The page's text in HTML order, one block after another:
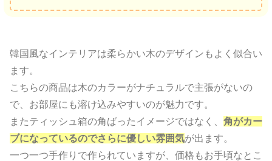
韓国風なインテリアは柔らかい木のデザインもよく似合い
ます。
こちらの商品は木のカラーがナチュラルで主張がないの
で、お部屋にも溶け込みやすいのが魅力です。
またティッシュ箱の角ばったイメージではなく、 角がカー
ブになっているのでさらに優しい雰囲気が出ます。
一つ一つ手作りで作られていますが、価格もお手頃なとこ